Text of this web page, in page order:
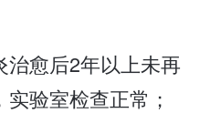
治愈后2年以上未再
验室检查正常；